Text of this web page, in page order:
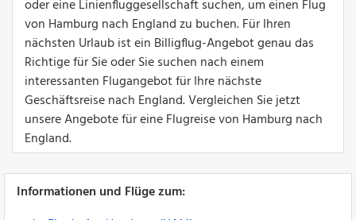
oder eine Linienfluggesellschaft suchen, um einen Flug
von Hamburg nach England zu buchen. Für Ihren
nächsten Urlaub ist ein Billigflug-Angebot genau das
Richtige für Sie oder Sie suchen nach einem
interessanten Flugangebot für Ihre nächste
Geschäftsreise nach England. Vergleichen Sie jetzt
unsere Angebote für eine Flugreise von Hamburg nach
England.
Informationen und Flüge zum: